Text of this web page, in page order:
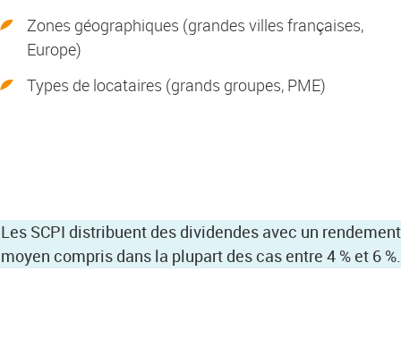
Zones géographiques (grandes villes françaises,
Europe)
Types de locataires (grands groupes, PME)
Les SCPI distribuent des dividendes avec un rendement
moyen compris dans la plupart des cas entre 4 % et 6 %.